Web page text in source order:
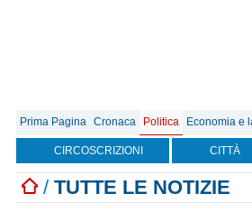
Prima Pagina Cronaca Politica Economia e
CIRCOSCRIZIONI CITTÀ
/ TUTTE LE NOTIZIE